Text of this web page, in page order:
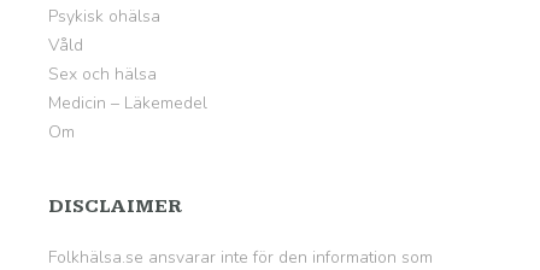
Psykisk ohälsa
Våld
Sex och hälsa
Medicin – Läkemedel
Om
DISCLAIMER
Folkhälsa.se ansvarar inte för den information som